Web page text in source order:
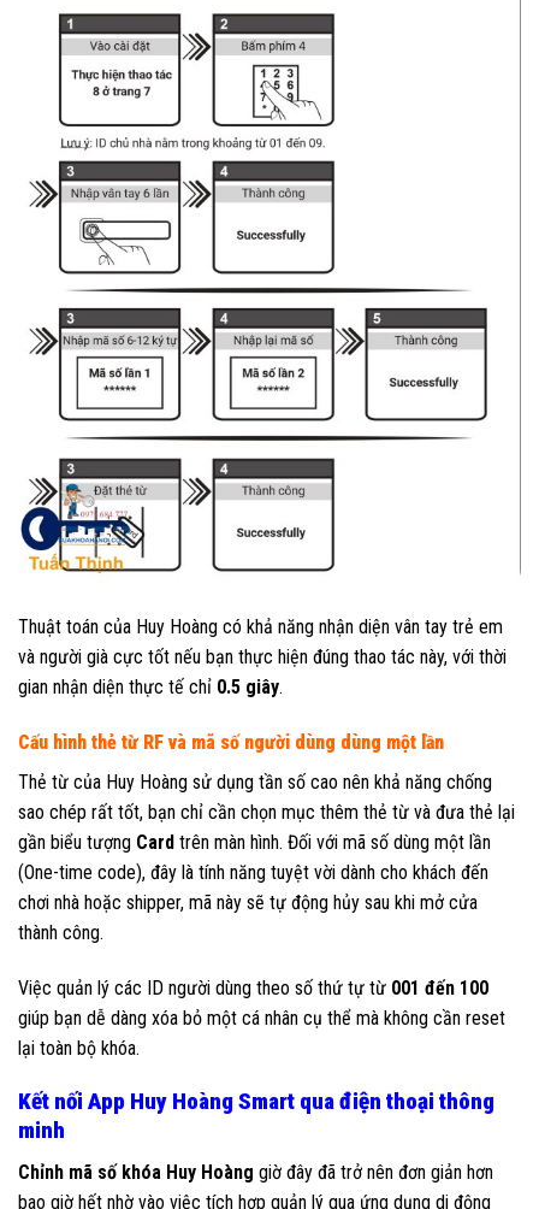
Thuật toán của Huy Hoàng có khả năng nhận diện vân tay trẻ em
và người già cực tốt nếu bạn thực hiện đúng thao tác này, với thời
gian nhận diện thực tế chỉ 0.5 giây.
Cấu hình thẻ từ RF và mã số người dùng dùng một lần
Thẻ từ của Huy Hoàng sử dụng tần số cao nên khả năng chống
sao chép rất tốt, bạn chỉ cần chọn mục thêm thẻ từ và đưa thẻ lại
gần biểu tượng Card trên màn hình. Đối với mã số dùng một lần
(One-time code), đây là tính năng tuyệt vời dành cho khách đến
chơi nhà hoặc shipper, mã này sẽ tự động hủy sau khi mở cửa
thành công.
Việc quản lý các ID người dùng theo số thứ tự từ 001 đến 100
giúp bạn dễ dàng xóa bỏ một cá nhân cụ thể mà không cần reset
lại toàn bộ khóa.
Kết nối App Huy Hoàng Smart qua điện thoại thông
minh
Chỉnh mã số khóa Huy Hoàng giờ đây đã trở nên đơn giản hơn
bao giờ hết nhờ vào việc tích hợp quản lý qua ứng dụng di động